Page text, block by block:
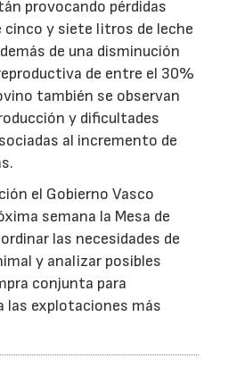
provocando pérdidas
cinco y siete litros de leche
de una disminución
de entre el 30%
también se observan
y dificultades
al incremento de
el Gobierno Vasco
semana la Mesa de
las necesidades de
y analizar posibles
conjunta para
las explotaciones más